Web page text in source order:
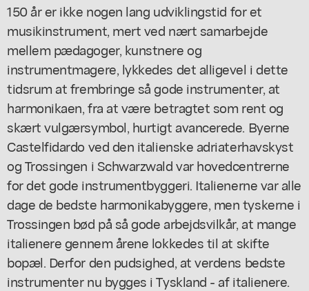
150 år er ikke nogen lang udviklingstid for et
musikinstrument, mert ved nært samarbejde
mellem pædagoger, kunstnere og
instrumentmagere, lykkedes det alligevel i dette
tidsrum at frembringe så gode instrumenter, at
harmonikaen, fra at være betragtet som rent og
skært vulgærsymbol, hurtigt avancerede. Byerne
Castelfidardo ved den italienske adriaterhavskyst
og Trossingen i Schwarzwald var hovedcentrerne
for det gode instrumentbyggeri. Italienerne var alle
dage de bedste harmonikabyggere, men tyskerne i
Trossingen bød på så gode arbejdsvilkår, at mange
italienere gennem årene lokkedes til at skifte
bopæl. Derfor den pudsighed, at verdens bedste
instrumenter nu bygges i Tyskland - af italienere.